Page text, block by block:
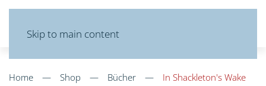
Skip to main content
Home Shop Bücher In Shackleton's Wake